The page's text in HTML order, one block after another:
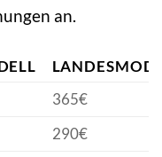
an.
365€
290€